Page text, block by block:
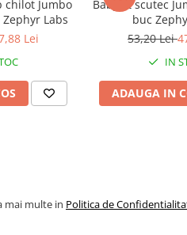
chilot Jumbo
Labs
Lei
BabyFit scutec
buc
53,20 Lei
IN
ADAUGA IN
mai multe in Politica de